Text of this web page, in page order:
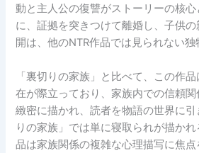
動と主人公の復讐がストーリーの核
に、証拠を突きつけて離婚し、子供
開は、他のNTR作品では見られない独
「裏切りの家族」と比べて、この作
在が際立っており、家族内での信頼
緻密に描かれ、読者を物語の世界に
りの家族」では単に寝取られが描か
品は家族関係の複雑な心理描写に焦